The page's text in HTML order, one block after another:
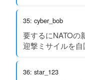
35: cyber_bob
要するにNATOの
迎撃ミサイルを
36: star_123